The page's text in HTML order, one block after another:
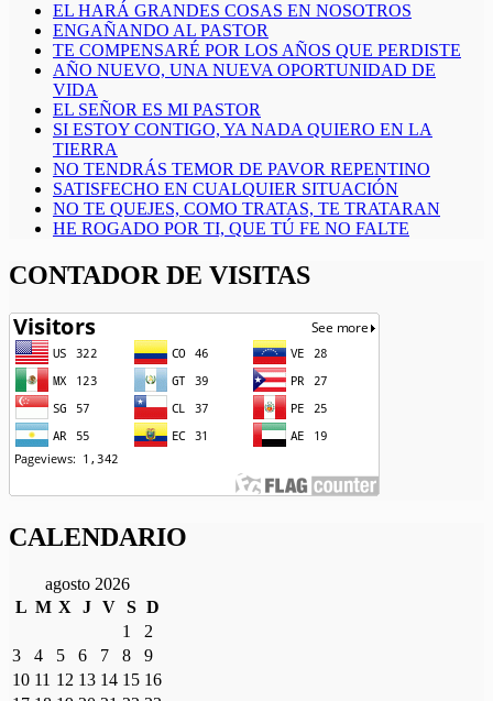
EL HARÁ GRANDES COSAS EN NOSOTROS
ENGAÑANDO AL PASTOR
TE COMPENSARÉ POR LOS AÑOS QUE PERDISTE
AÑO NUEVO, UNA NUEVA OPORTUNIDAD DE
VIDA
EL SEÑOR ES MI PASTOR
SI ESTOY CONTIGO, YA NADA QUIERO EN LA
TIERRA
NO TENDRÁS TEMOR DE PAVOR REPENTINO
SATISFECHO EN CUALQUIER SITUACIÓN
NO TE QUEJES, COMO TRATAS, TE TRATARAN
HE ROGADO POR TI, QUE TÚ FE NO FALTE
CONTADOR DE VISITAS
CALENDARIO
agosto 2026
L M X J V S D
1
2
3
4 5 6 7 8
9
10 11 12 13 14 15 16